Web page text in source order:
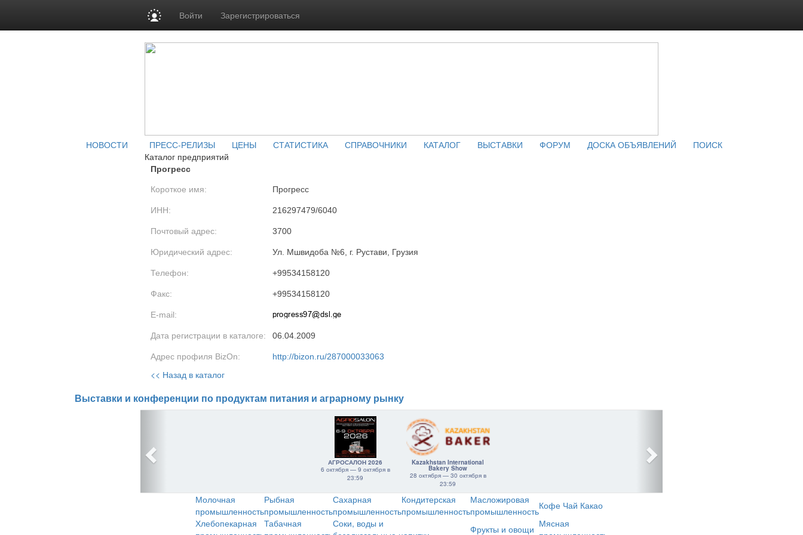
Войти Зарегистрироваться
НОВОСТИ ПРЕСС-РЕЛИЗЫ ЦЕНЫ СТАТИСТИКА СПРАВОЧНИКИ КАТАЛОГ ВЫСТАВКИ ФОРУМ ДОСКА ОБЪЯВЛЕНИЙ
ПОИСК
Каталог предприятий
Прогресс
Короткое имя: Прогресс
ИНН: 216297479/6040
Почтовый адрес: 3700
Юридический адрес: Ул. Мшвидоба №6, г. Рустави, Грузия
Телефон: +99534158120
Факс: +99534158120
E-mail:
Дата регистрации в каталоге: 06.04.2009
Адрес профиля BizOn: http://bizon.ru/287000033063
<< Назад в каталог
Выставки и конференции по продуктам питания и аграрному рынку
АГРОСАЛОН 2026
6 октября — 9 октября в
23:59
Kazakhstan International
Bakery Show
28 октября — 30 октября в
23:59
Молочная
промышленность
Рыбная
промышленность
Сахарная
промышленность
Кондитерская
промышленность
Масложировая
промышленностьКофе Чай Какао
Хлебопекарная
Табачная
Соки, воды и
Фрукты и овощи Мясная